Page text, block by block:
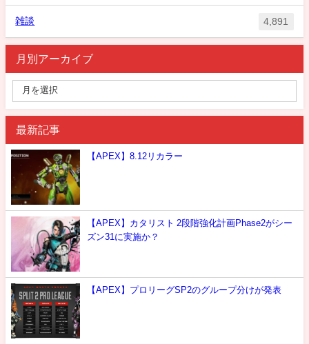
雑談 4,891
月別アーカイブ
最新記事
【APEX】8.12リカラー
【APEX】カタリスト 2段階強化計画Phase2がシー
ズン31に実施か？
【APEX】プロリーグSP2のグループ分けが発表